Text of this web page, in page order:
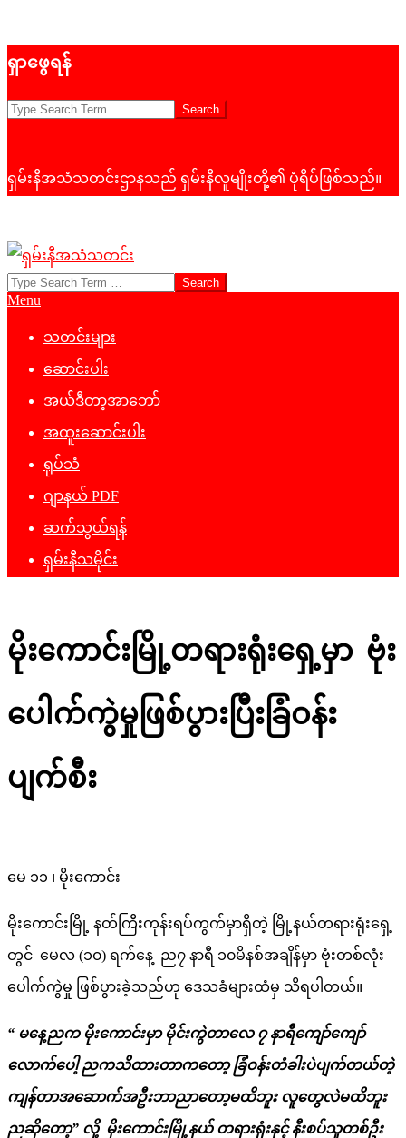
to
ရှာဖွေရန်
Search
ရှမ်းနီအသံသတင်းဌာနသည် ရှမ်းနီလူမျိုးတို့၏ ပုံရိပ်ဖြစ်သည်။
ရှမ်း
သတင်း
Search
Primary
Menu
သတင်းများ
ဆောင်းပါး
အယ်ဒီတာ့အာဘော်
အထူးဆောင်းပါး
ရုပ်သံ
ဂျာနယ် PDF
ဆက်သွယ်ရန်
ရှမ်းနီသမိုင်း
မိုးကောင်းမြို့တရားရုံးရှေ့မှာ ဗုံး
ပေါက်ကွဲမှုဖြစ်ပွားပြီးခြံဝန်း
ပျက်စီး
မေ ၁၁ ၊ မိုးကောင်း
မိုးကောင်းမြို့ နတ်ကြီးကုန်းရပ်ကွက်မှာရှိတဲ့ မြို့နယ်တရားရုံးရှေ့
တွင် မေလ (၁၀) ရက်နေ့ ည၇ နာရီ ၁၀မိနစ်အချိန်မှာ ဗုံးတစ်လုံး
ပေါက်ကွဲမှု ဖြစ်ပွားခဲ့သည်ဟု ဒေသခံများထံမှ သိရပါတယ်။
“ မနေ့ညက မိုးကောင်းမှာ မိုင်းကွဲတာလေ ၇ နာရီကျော်ကျော်
လောက်ပေါ့ ညကသိထားတာကတော့ ခြံဝန်းတံခါးပဲပျက်တယ်တဲ့
ကျန်တာအဆောက်အဦးဘာညာတော့မထိဘူး လူတွေလဲမထိဘူး
ညဆိုတော့” လို့ မိုးကောင်းမြို့နယ် တရားရုံးနှင့် နီးစပ်သူတစ်ဦး